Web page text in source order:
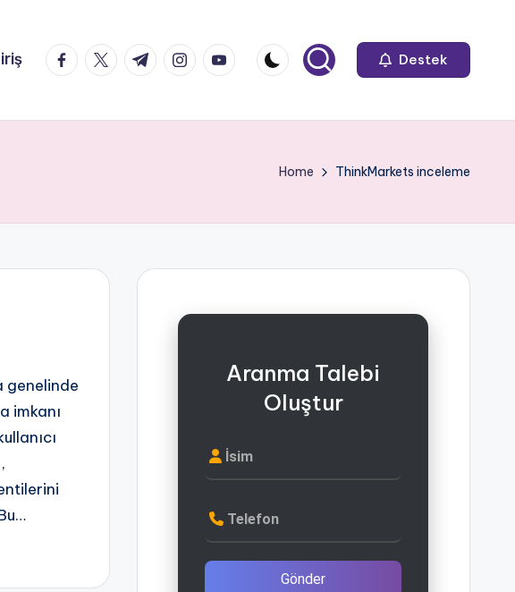
facebook.com
twitter.com
t.me instagram.com
youtube.com Destek
Home ThinkMarkets inceleme
genelinde
imkanı
Aranma Talebi
Oluştur
İsim
Telefon
Gönder